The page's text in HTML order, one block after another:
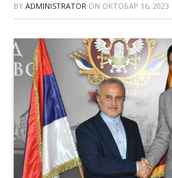
BY ADMINISTRATOR ON ОКТОБАР 16, 2023